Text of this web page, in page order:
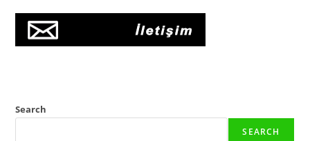
Search
SEARCH